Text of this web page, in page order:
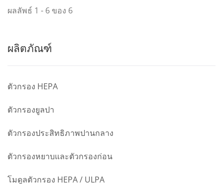
ผลลัพธ์ 1 - 6 ของ 6
ผลิตภัณฑ์
ตัวกรอง HEPA
ตัวกรองยูลปา
ตัวกรองประสิทธิภาพปานกลาง
ตัวกรองหยาบและตัวกรองก่อน
โมดูลตัวกรอง HEPA / ULPA